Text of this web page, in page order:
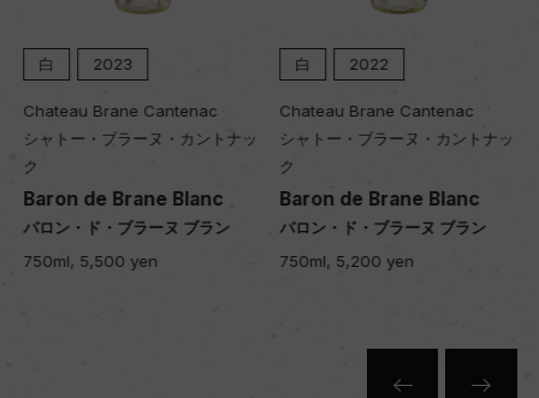
12
色
赤
白 2023
Chateau Brane Cantenac
シャトー・ブラーヌ・カントナッ
ク
Baron de Brane Blanc
バロン・ド・ブラーヌ ブラン
750ml, 5,500 yen
白 2022
Chateau Brane Cantenac
シャトー・ブラーヌ・カントナッ
ク
Baron de Brane Blanc
バロン・ド・ブラーヌ ブラン
750ml, 5,200 yen